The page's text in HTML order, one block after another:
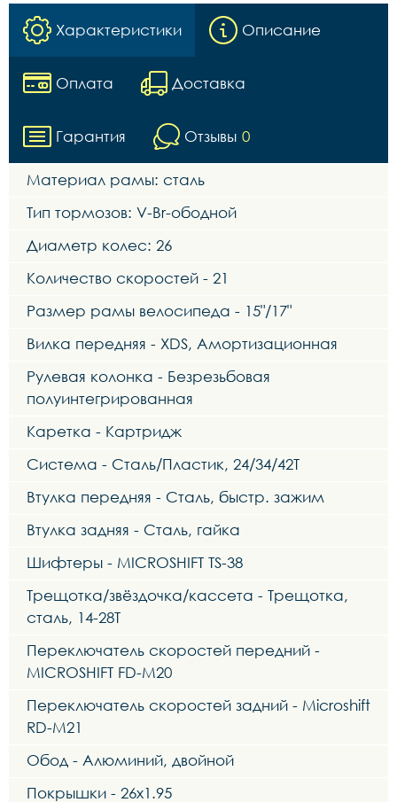
Характеристики Описание
Оплата Доставка
Гарантия Отзывы 0
Материал рамы: сталь
Тип тормозов: V-Br-ободной
Диаметр колес: 26
Количество скоростей - 21
Размер рамы велосипеда - 15"/17"
Вилка передняя - XDS, Амортизационная
Рулевая колонка - Безрезьбовая
полуинтегрированная
Каретка - Картридж
Система - Сталь/Пластик, 24/34/42Т
Втулка передняя - Сталь, быстр. зажим
Втулка задняя - Сталь, гайка
Шифтеры - MICROSHIFT TS-38
Трещотка/звёздочка/кассета - Трещотка,
сталь, 14-28Т
Переключатель скоростей передний -
MICROSHIFT FD-M20
Переключатель скоростей задний - Microshift
RD-M21
Обод - Алюминий, двойной
Покрышки - 26x1.95